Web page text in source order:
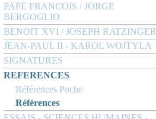
PAPE FRANCOIS / JORGE
BERGOGLIO
BENOIT XVI / JOSEPH RATZINGER
JEAN-PAUL II - KAROL WOJTYLA
SIGNATURES
REFERENCES
Références Poche
Références